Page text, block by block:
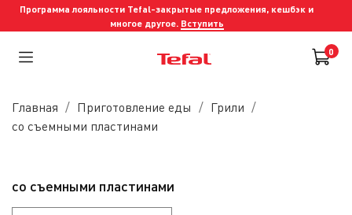
Программа лояльности Tefal-закрытые предложения, кешбэк и
многое другое. Вступить
0
Главная Приготовление еды
Грили
со съемными пластинами
со съемными пластинами